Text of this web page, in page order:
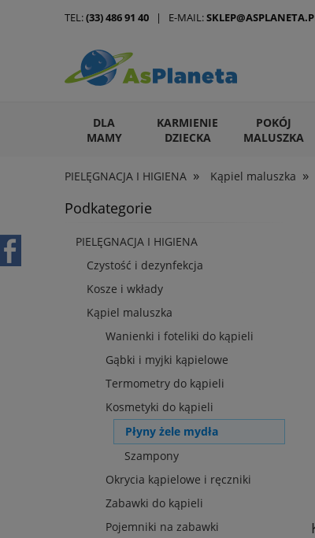
DLA
MAMY
KARMIENIE
DZIECKA
POKÓJ
MALUSZKA
ARTYKUŁY DLA ZWIERZĄT
PIELĘGNACJA I HIGIENA » Kąpiel maluszka »
TEL:(33) 486 91 40 | E-MAIL:
Podkategorie
PIELĘGNACJA I HIGIENA
Czystość i dezynfekcja
Kosze i wkłady
Kąpiel maluszka
Wanienki i foteliki do kąpieli
Gąbki i myjki kąpielowe
Termometry do kąpieli
Kosmetyki do kąpieli
Płyny żele mydła
Szampony
Okrycia kąpielowe i ręczniki
Zabawki do kąpieli
Pojemniki na zabawki